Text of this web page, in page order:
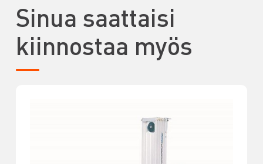
Sinua saattaisi
kiinnostaa myös